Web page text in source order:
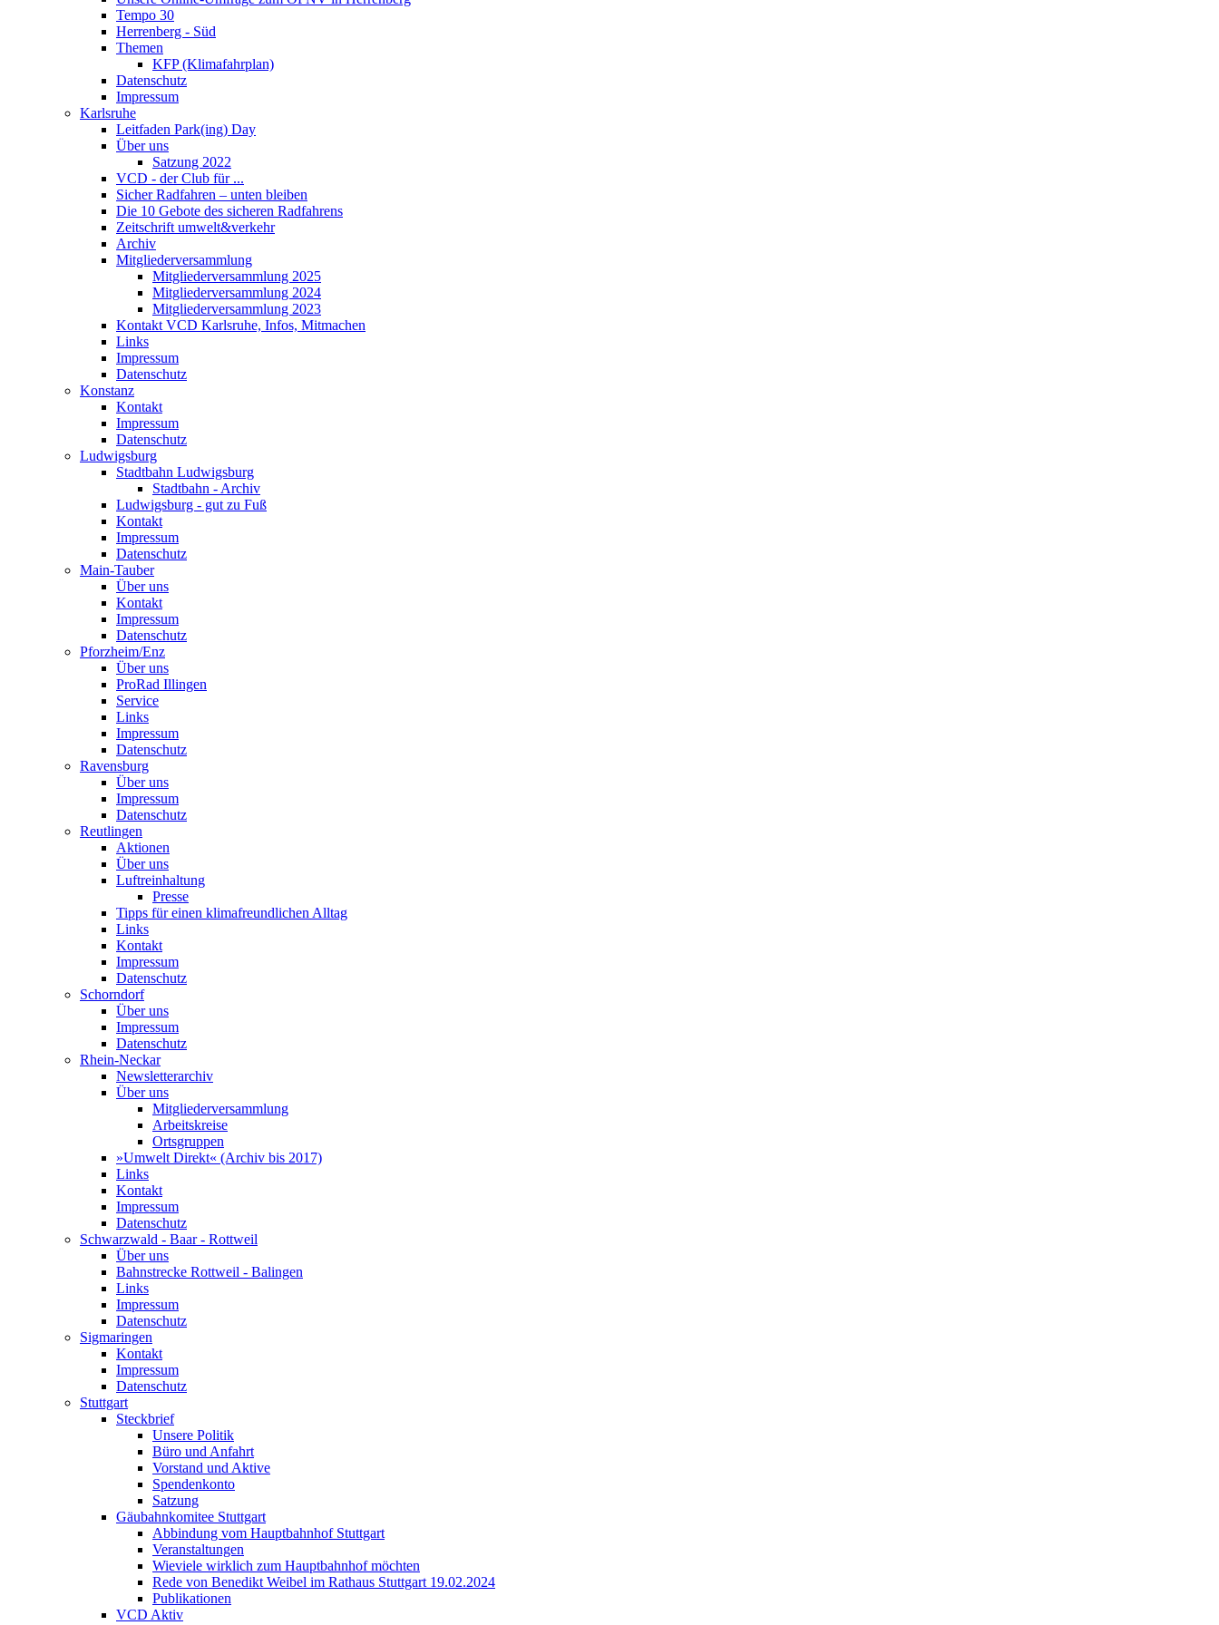
Tempo 30
Herrenberg - Süd
Themen
KFP (Klimafahrplan)
Datenschutz
Impressum
Karlsruhe
Leitfaden Park(ing) Day
Über uns
Satzung 2022
VCD - der Club für ...
Sicher Radfahren – unten bleiben
Die 10 Gebote des sicheren Radfahrens
Zeitschrift umwelt&verkehr
Archiv
Mitgliederversammlung
Mitgliederversammlung 2025
Mitgliederversammlung 2024
Mitgliederversammlung 2023
Kontakt VCD Karlsruhe, Infos, Mitmachen
Links
Impressum
Datenschutz
Konstanz
Kontakt
Impressum
Datenschutz
Ludwigsburg
Stadtbahn Ludwigsburg
Stadtbahn - Archiv
Ludwigsburg - gut zu Fuß
Kontakt
Impressum
Datenschutz
Main-Tauber
Über uns
Kontakt
Impressum
Datenschutz
Pforzheim/Enz
Über uns
ProRad Illingen
Service
Links
Impressum
Datenschutz
Ravensburg
Über uns
Impressum
Datenschutz
Reutlingen
Aktionen
Über uns
Luftreinhaltung
Presse
Tipps für einen klimafreundlichen Alltag
Links
Kontakt
Impressum
Datenschutz
Schorndorf
Über uns
Impressum
Datenschutz
Rhein-Neckar
Newsletterarchiv
Über uns
Mitgliederversammlung
Arbeitskreise
Ortsgruppen
»Umwelt Direkt« (Archiv bis 2017)
Links
Kontakt
Impressum
Datenschutz
Schwarzwald - Baar - Rottweil
Über uns
Bahnstrecke Rottweil - Balingen
Links
Impressum
Datenschutz
Sigmaringen
Kontakt
Impressum
Datenschutz
Stuttgart
Steckbrief
Unsere Politik
Büro und Anfahrt
Vorstand und Aktive
Spendenkonto
Satzung
Gäubahnkomitee Stuttgart
Abbindung vom Hauptbahnhof Stuttgart
Veranstaltungen
Wieviele wirklich zum Hauptbahnhof möchten
Rede von Benedikt Weibel im Rathaus Stuttgart 19.02.2024
Publikationen
VCD Aktiv